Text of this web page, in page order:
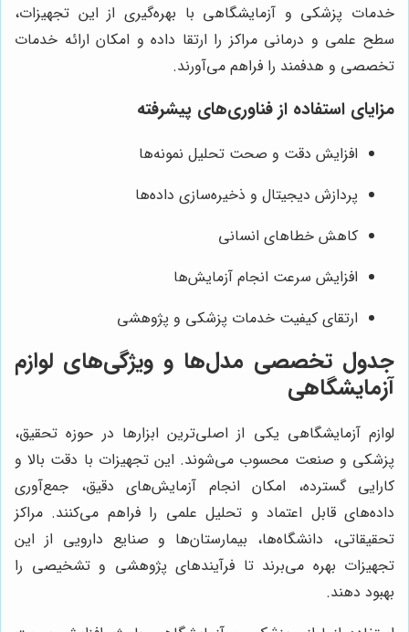
خدمات پزشکی و آزمایشگاهی با بهره‌گیری از این تجهیزات،
سطح علمی و درمانی مراکز را ارتقا داده و امکان ارائه خدمات
تخصصی و هدفمند را فراهم می‌آورند.
مزایای استفاده از فناوری‌های پیشرفته
افزایش دقت و صحت تحلیل نمونه‌ها
پردازش دیجیتال و ذخیره‌سازی داده‌ها
کاهش خطاهای انسانی
افزایش سرعت انجام آزمایش‌ها
ارتقای کیفیت خدمات پزشکی و پژوهشی
جدول تخصصی مدل‌ها و ویژگی‌های لوازم
آزمایشگاهی
لوازم آزمایشگاهی یکی از اصلی‌ترین ابزارها در حوزه تحقیق،
پزشکی و صنعت محسوب می‌شوند. این تجهیزات با دقت بالا و
کارایی گسترده، امکان انجام آزمایش‌های دقیق، جمع‌آوری
داده‌های قابل اعتماد و تحلیل علمی را فراهم می‌کنند. مراکز
تحقیقاتی، دانشگاه‌ها، بیمارستان‌ها و صنایع دارویی از این
تجهیزات بهره می‌برند تا فرآیندهای پژوهشی و تشخیصی را
بهبود دهند.